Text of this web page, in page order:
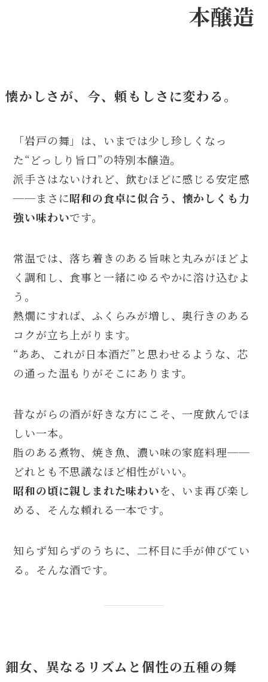
本醸造
懐かしさが、今、頼もしさに変わる。
「岩戸の舞」は、いまでは少し珍しくなっ
た“どっしり旨口”の特別本醸造。
派手さはないけれど、飲むほどに感じる安定感
──まさに昭和の食卓に似合う、懐かしくも力
強い味わいです。
常温では、落ち着きのある旨味と丸みがほどよ
く調和し、食事と一緒にゆるやかに溶け込むよ
う。
熱燗にすれば、ふくらみが増し、奥行きのある
コクが立ち上がります。
“ああ、これが日本酒だ”と思わせるような、芯
の通った温もりがそこにあります。
昔ながらの酒が好きな方にこそ、一度飲んでほ
しい一本。
脂のある煮物、焼き魚、濃い味の家庭料理──
どれとも不思議なほど相性がいい。
昭和の頃に親しまれた味わいを、いま再び楽し
める、そんな頼れる一本です。
知らず知らずのうちに、二杯目に手が伸びてい
る。そんな酒です。
鈿女、異なるリズムと個性の五種の舞